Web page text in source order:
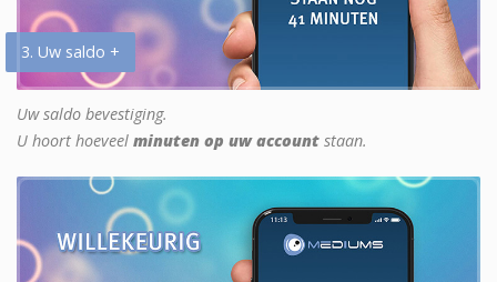
3. Uw saldo +
Uw saldo bevestiging.
U hoort hoeveel minuten op uw account staan.